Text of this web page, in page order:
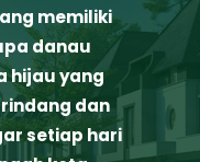
memiliki
danau
hijau yang
dan
setiap hari